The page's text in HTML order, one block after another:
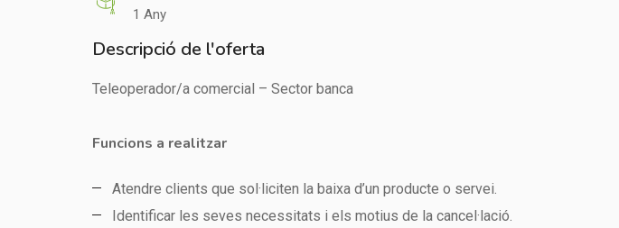
1 Any
Descripció de l'oferta
Teleoperador/a comercial – Sector banca
Funcions a realitzar
Atendre clients que sol·liciten la baixa d’un producte o servei.
Identificar les seves necessitats i els motius de la cancel·lació.